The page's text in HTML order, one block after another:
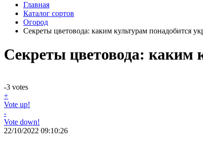
Главная
Каталог сортов
Огород
Секреты цветовода: каким культурам понадобится
Секреты цветовода: каким
-3 votes
+
Vote up!
-
Vote down!
22/10/2022 09:10:26